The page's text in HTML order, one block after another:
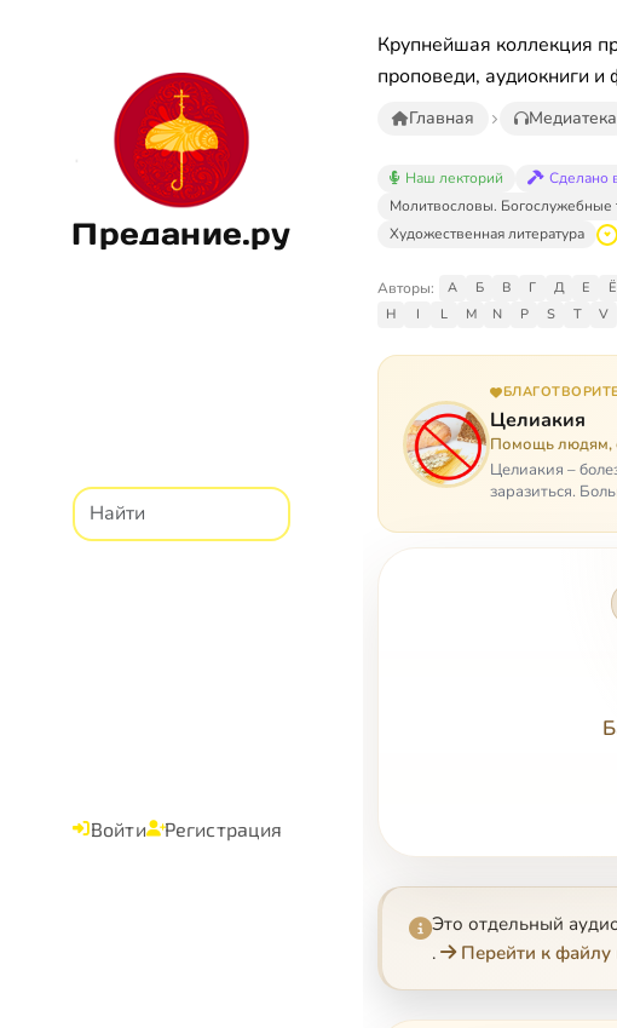
Предание.ру
Войти Регистрация
Крупнейшая коллекция
проповеди, аудиокниги
Главная Медиатека
Наш лекторий Сделано
Молитвословы. Богослужебные
Художественная литература
Авторы: А Б В Г Д Е Ё
H
I L M N P S T V
Целиакия
Помощь людям,
Целиакия –
заразиться.
Это отдельный
.
Перейти к файлу